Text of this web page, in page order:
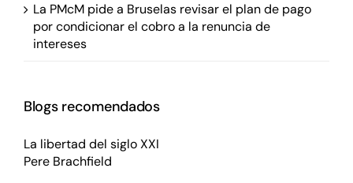
La PMcM pide a Bruselas revisar el plan de pago
por condicionar el cobro a la renuncia de
intereses
Blogs recomendados
La libertad del siglo XXI
Pere Brachfield